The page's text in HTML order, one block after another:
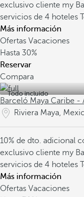
exclusivo cliente my
servicios de 4 hoteles
Más información
Ofertas Vacaciones
Hasta 30%
Reservar
Compara
Todo incluido
Barceló Maya Caribe -
Riviera Maya,
10% de dto. adicional
exclusivo cliente my
servicios de 4 hoteles
Más información
Ofertas Vacaciones